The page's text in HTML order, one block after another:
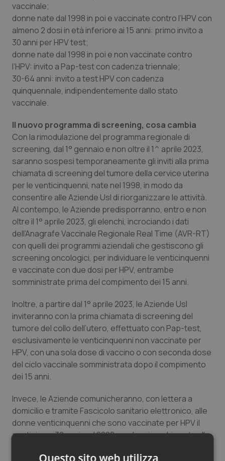
Valle D’Aosta
Veneto
Oncodermatologia
Oncoematologia
Oncologia & Nutrizione
Psoriasi & pelle
Quotidiano Chirurgia
Quotidiano Oncologia
Quotidiano Pediatria
Rene & patologie urogenitali
Salute orale & impianti
Sangue & coagulazione
Tiroide
Tumore al seno
Tumore ovarico
Tumori del Polmone & Testa Collo
Tumori gastrointestinali
Ulcera & Reflusso
Vaccini
vaccinale;
donne nate dal 1998 in poi e vaccinate contro l’HPV con
almeno 2 dosi in età inferiore ai 15 anni: primo invito a
30 anni per HPV test;
donne nate dal 1998 in poi e non vaccinate contro
l’HPV: invito a Pap-test con cadenza triennale;
30-64 anni: invito a test HPV con cadenza
quinquennale, indipendentemente dallo stato
vaccinale.
Il nuovo programma di screening, cosa cambia
Con la rimodulazione del programma regionale di
screening, dal 1° gennaio e non oltre il 1^ aprile 2023,
saranno sospesi temporaneamente gli inviti alla prima
chiamata di screening del tumore della cervice uterina
per le venticinquenni, nate nel 1998, in modo da
consentire alle Aziende Usl di riorganizzare le attività.
Al contempo, le Aziende predisporranno, entro e non
oltre il 1° aprile 2023, gli elenchi, incrociando i dati
dell’Anagrafe Vaccinale Regionale Real Time (AVR-RT)
con quelli dei programmi aziendali che gestiscono gli
screening oncologici, per individuare le venticinquenni
e vaccinate con due dosi per HPV, entrambe
somministrate prima del compimento dei 15 anni.
Inoltre, a partire dal 1° aprile 2023, le Aziende Usl
inviteranno con la prima chiamata di screening del
tumore del collo dell’utero, effettuato con Pap-test,
esclusivamente le venticinquenni non vaccinate per
HPV, con una sola dose di vaccino o con seconda dose
del ciclo vaccinale somministrata dopo il compimento
dei 15 anni.
Invece, le Aziende comunicheranno, con lettera a
domicilio e tramite Fascicolo sanitario elettronico, alle
donne venticinquenni che sono vaccinate per HPV il
posticipo a 30 anni, nel 2028, per la prima chiamata allo
Questo sito web utilizza